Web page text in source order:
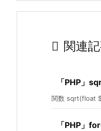
 関連
「PHP」
関数 sqrt(float
「PHP」